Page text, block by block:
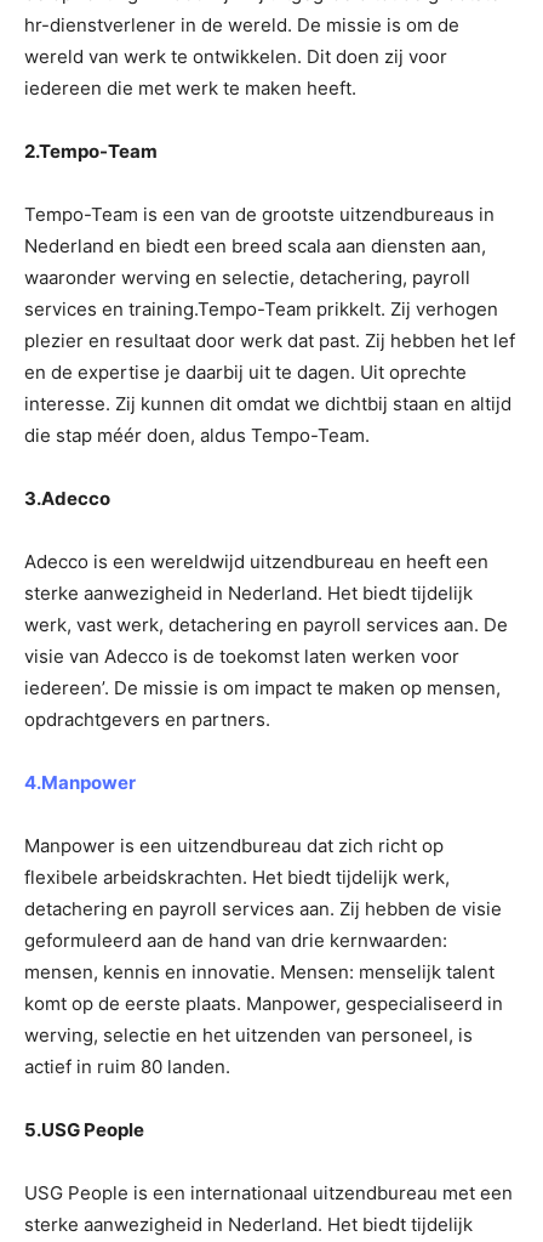
hr-dienstverlener in de wereld. De missie is om de
wereld van werk te ontwikkelen. Dit doen zij voor
iedereen die met werk te maken heeft.
2.Tempo-Team
Tempo-Team is een van de grootste uitzendbureaus in
Nederland en biedt een breed scala aan diensten aan,
waaronder werving en selectie, detachering, payroll
services en training.Tempo-Team prikkelt. Zij verhogen
plezier en resultaat door werk dat past. Zij hebben het lef
en de expertise je daarbij uit te dagen. Uit oprechte
interesse. Zij kunnen dit omdat we dichtbij staan en altijd
die stap méér doen, aldus Tempo-Team.
3.Adecco
Adecco is een wereldwijd uitzendbureau en heeft een
sterke aanwezigheid in Nederland. Het biedt tijdelijk
werk, vast werk, detachering en payroll services aan. De
visie van Adecco is de toekomst laten werken voor
iedereen’. De missie is om impact te maken op mensen,
opdrachtgevers en partners.
4.Manpower
Manpower is een uitzendbureau dat zich richt op
flexibele arbeidskrachten. Het biedt tijdelijk werk,
detachering en payroll services aan. Zij hebben de visie
geformuleerd aan de hand van drie kernwaarden:
mensen, kennis en innovatie. Mensen: menselijk talent
komt op de eerste plaats. Manpower, gespecialiseerd in
werving, selectie en het uitzenden van personeel, is
actief in ruim 80 landen.
5.USG People
USG People is een internationaal uitzendbureau met een
sterke aanwezigheid in Nederland. Het biedt tijdelijk